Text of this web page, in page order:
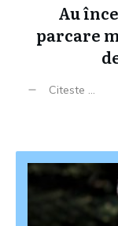
Au
parcare
Citeste ...